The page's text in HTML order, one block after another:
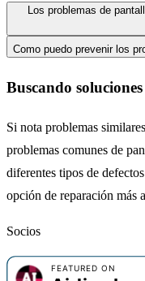
Los problemas de
Como puedo prevenir los
Buscando
Si nota problemas
problemas comunes de
diferentes tipos de
opción de reparación más
Socios